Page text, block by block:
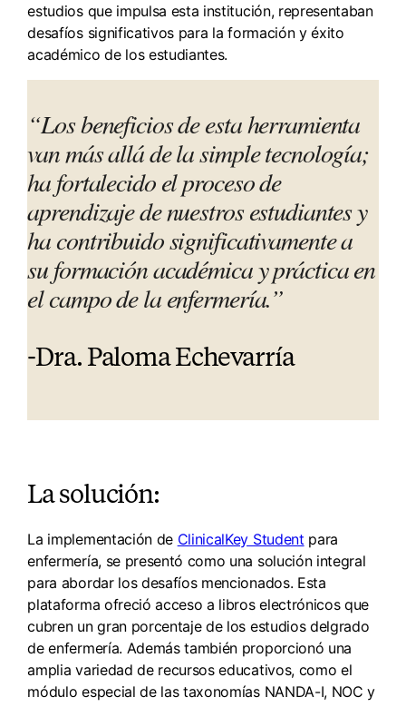
estudios que impulsa esta institución, representaban
desafíos significativos para la formación y éxito
académico de los estudiantes.
“Los beneficios de esta herramienta
van más allá de la simple tecnología;
ha fortalecido el proceso de
aprendizaje de nuestros estudiantes y
ha contribuido significativamente a
su formación académica y práctica en
el campo de la enfermería.”
-Dra. Paloma Echevarría
La solución:
La implementación de ClinicalKey Student para
enfermería, se presentó como una solución integral
para abordar los desafíos mencionados. Esta
plataforma ofreció acceso a libros electrónicos que
cubren un gran porcentaje de los estudios delgrado
de enfermería. Además también proporcionó una
amplia variedad de recursos educativos, como el
módulo especial de las taxonomías NANDA-I, NOC y